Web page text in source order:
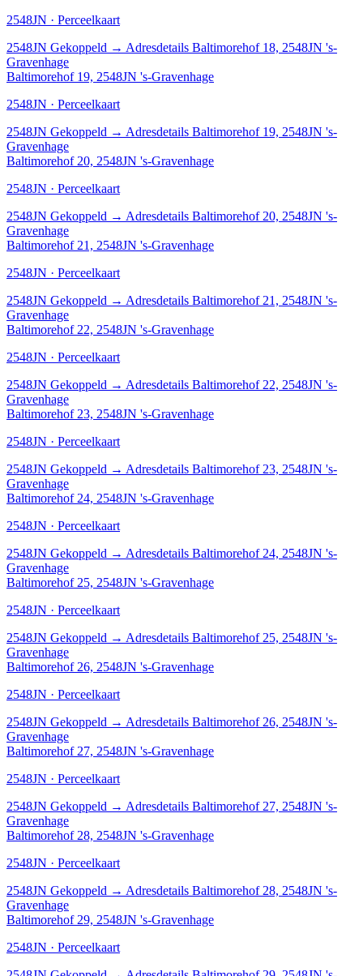
2548JN · Perceelkaart
2548JN Gekoppeld → Adresdetails Baltimorehof 18, 2548JN 's-
Gravenhage
Baltimorehof 19, 2548JN 's-Gravenhage
2548JN · Perceelkaart
2548JN Gekoppeld → Adresdetails Baltimorehof 19, 2548JN 's-
Gravenhage
Baltimorehof 20, 2548JN 's-Gravenhage
2548JN · Perceelkaart
2548JN Gekoppeld → Adresdetails Baltimorehof 20, 2548JN 's-
Gravenhage
Baltimorehof 21, 2548JN 's-Gravenhage
2548JN · Perceelkaart
2548JN Gekoppeld → Adresdetails Baltimorehof 21, 2548JN 's-
Gravenhage
Baltimorehof 22, 2548JN 's-Gravenhage
2548JN · Perceelkaart
2548JN Gekoppeld → Adresdetails Baltimorehof 22, 2548JN 's-
Gravenhage
Baltimorehof 23, 2548JN 's-Gravenhage
2548JN · Perceelkaart
2548JN Gekoppeld → Adresdetails Baltimorehof 23, 2548JN 's-
Gravenhage
Baltimorehof 24, 2548JN 's-Gravenhage
2548JN · Perceelkaart
2548JN Gekoppeld → Adresdetails Baltimorehof 24, 2548JN 's-
Gravenhage
Baltimorehof 25, 2548JN 's-Gravenhage
2548JN · Perceelkaart
2548JN Gekoppeld → Adresdetails Baltimorehof 25, 2548JN 's-
Gravenhage
Baltimorehof 26, 2548JN 's-Gravenhage
2548JN · Perceelkaart
2548JN Gekoppeld → Adresdetails Baltimorehof 26, 2548JN 's-
Gravenhage
Baltimorehof 27, 2548JN 's-Gravenhage
2548JN · Perceelkaart
2548JN Gekoppeld → Adresdetails Baltimorehof 27, 2548JN 's-
Gravenhage
Baltimorehof 28, 2548JN 's-Gravenhage
2548JN · Perceelkaart
2548JN Gekoppeld → Adresdetails Baltimorehof 28, 2548JN 's-
Gravenhage
Baltimorehof 29, 2548JN 's-Gravenhage
2548JN · Perceelkaart